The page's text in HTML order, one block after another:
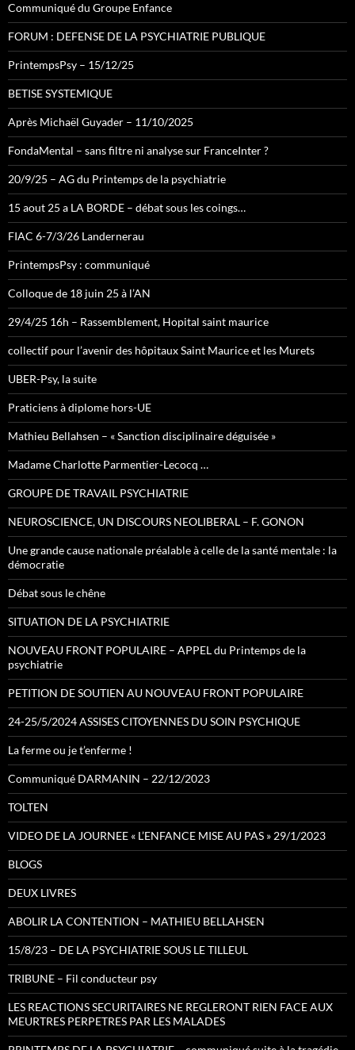
Communiqué du Groupe Enfance
FORUM : DEFENSE DE LA PSYCHIATRIE PUBLIQUE
PrintempsPsy – 15/12/25
BETISE SYSTEMIQUE
Après Michaël Guyader – 11/10/2025
FondaMental – sans filtre ni analyse sur FranceInter ?
20/9/25 – AG du Printemps de la psychiatrie
15 aout 25 a LA BORDE – débat sous les coings…
FIAC 6-7/3/26 Landernerau
PrintempsPsy : communiqué
Colloque de 18 juin 25 à l’AN
29/4/25 16h – Rassemblement, Hopital saint maurice
collectif pour l’avenir des hôpitaux Saint Maurice et les Murets
UBER-Psy, la suite
Praticiens à diplome hors-UE
Mathieu Bellahsen – « Sanction disciplinaire déguisée »
Madame Charlotte Parmentier-Lecocq …
GROUPE DE TRAVAIL PSYCHIATRIE
NEUROSCIENCE, UN DISCOURS NEOLIBERAL – F. GONON
Une grande cause nationale préalable à celle de la santé mentale : la
démocratie
Débat sous le chêne
SITUATION DE LA PSYCHIATRIE
NOUVEAU FRONT POPULAIRE – APPEL du Printemps de la
psychiatrie
PETITION DE SOUTIEN AU NOUVEAU FRONT POPULAIRE
24-25/5/2024 ASSISES CITOYENNES DU SOIN PSYCHIQUE
La ferme ou je t’enferme !
Communiqué DARMANIN – 22/12/2023
TOLTEN
VIDEO DE LA JOURNEE « L’ENFANCE MISE AU PAS » 29/1/2023
BLOGS
DEUX LIVRES
ABOLIR LA CONTENTION – MATHIEU BELLAHSEN
15/8/23 – DE LA PSYCHIATRIE SOUS LE TILLEUL
TRIBUNE – Fil conducteur psy
LES REACTIONS SECURITAIRES NE REGLERONT RIEN FACE AUX
MEURTRES PERPETRES PAR LES MALADES